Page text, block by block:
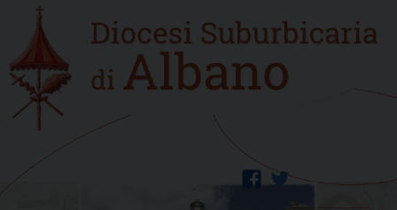
content
Home
new
twitter
facebook